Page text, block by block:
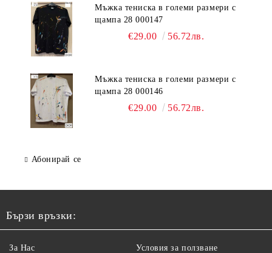
Мъжка тениска в големи размери с
щампа 28 000147
€29.00 56.72лв.
Мъжка тениска в големи размери с
щампа 28 000146
€29.00 56.72лв.
Абонирай се
Бързи връзки:
За Нас Условия за ползване